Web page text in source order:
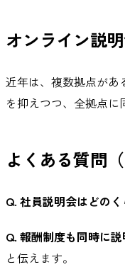
オンライン説
近年は、複数拠点があ
を抑えつつ、全拠点に
よくある質問（
Q. 社員説明会はどの
Q. 報酬制度も同時に
と伝えます。